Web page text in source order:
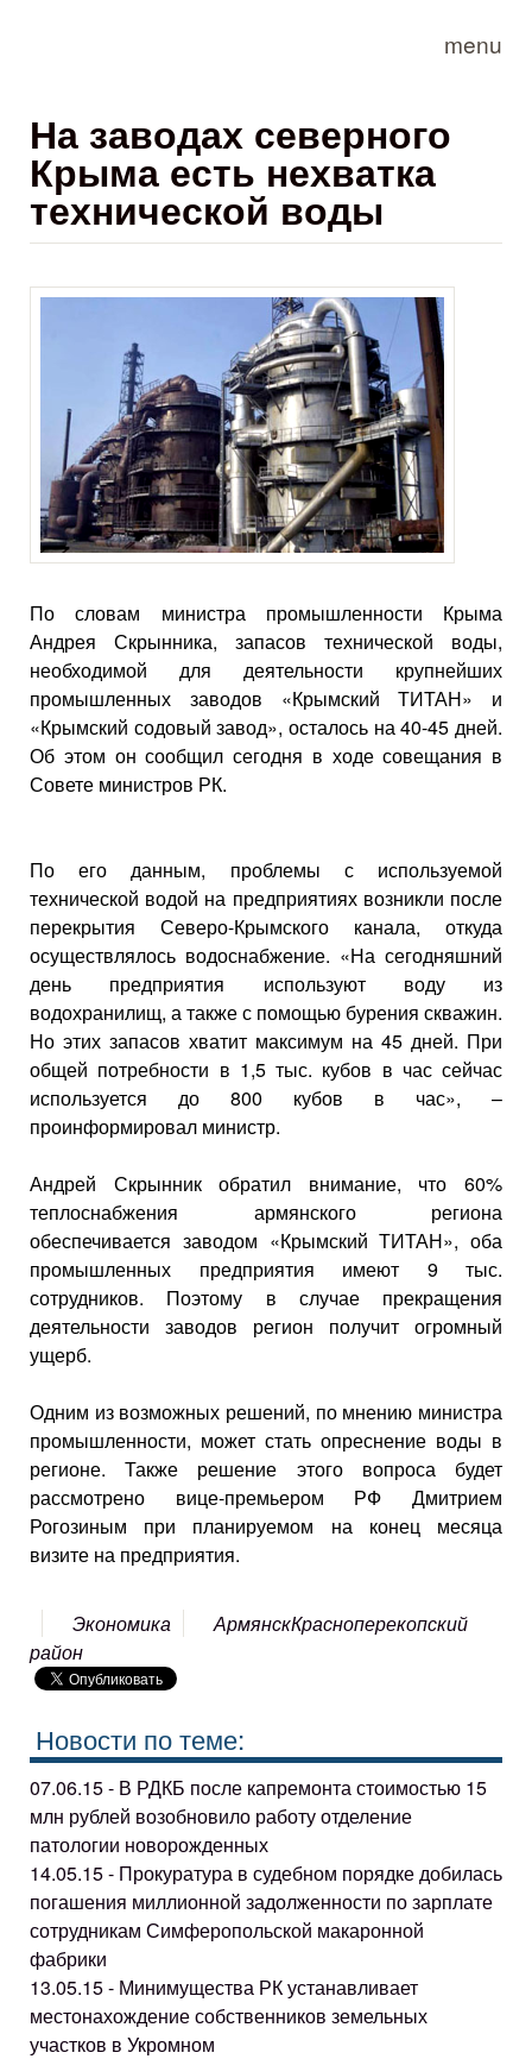
menu
На заводах северного
Крыма есть нехватка
технической воды
По словам министра промышленности Крыма
Андрея Скрынника, запасов технической воды,
необходимой для деятельности крупнейших
промышленных заводов «Крымский ТИТАН» и
«Крымский содовый завод», осталось на 40-45 дней.
Об этом он сообщил сегодня в ходе совещания в
Совете министров РК.
По его данным, проблемы с используемой
технической водой на предприятиях возникли после
перекрытия Северо-Крымского канала, откуда
осуществлялось водоснабжение. «На сегодняшний
день предприятия используют воду из
водохранилищ, а также с помощью бурения скважин.
Но этих запасов хватит максимум на 45 дней. При
общей потребности в 1,5 тыс. кубов в час сейчас
используется до 800 кубов в час», –
проинформировал министр.
Андрей Скрынник обратил внимание, что 60%
теплоснабжения армянского региона
обеспечивается заводом «Крымский ТИТАН», оба
промышленных предприятия имеют 9 тыс.
сотрудников. Поэтому в случае прекращения
деятельности заводов регион получит огромный
ущерб.
Одним из возможных решений, по мнению министра
промышленности, может стать опреснение воды в
регионе. Также решение этого вопроса будет
рассмотрено вице-премьером РФ Дмитрием
Рогозиным при планируемом на конец месяца
визите на предприятия.
Экономика АрмянскКрасноперекопский
район
Новости по теме:
07.06.15 - В РДКБ после капремонта стоимостью 15
млн рублей возобновило работу отделение
патологии новорожденных
14.05.15 - Прокуратура в судебном порядке добилась
погашения миллионной задолженности по зарплате
сотрудникам Симферопольской макаронной
фабрики
13.05.15 - Минимущества РК устанавливает
местонахождение собственников земельных
участков в Укромном